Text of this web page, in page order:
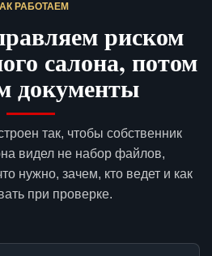
РАБОТАЕМ
риском
салона, потом
документы
так, чтобы собственник
видел не набор файлов,
нужно, зачем, кто ведет и как
при проверке.